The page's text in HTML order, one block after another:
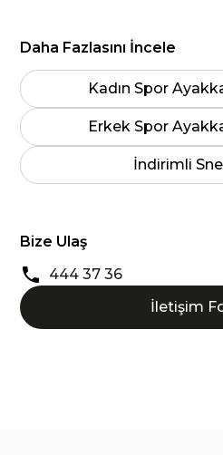
Daha Fazlasını İncele
Kadın Spor
Erkek Spor
İndirimli
Bize Ulaş
444 37 36
İletişim